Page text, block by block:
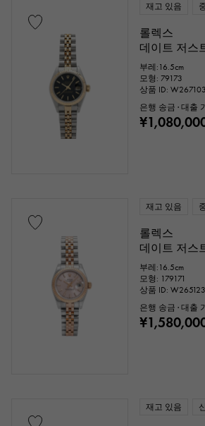
재고 있음
롤렉스
데이트 저스
부레:16.5cm
모형: 79173
상품 ID: W267103
은행 송금 · 대출
재고 있음
롤렉스
데이트 저스
부레:16.5cm
모형: 179171
상품 ID: W265123
은행 송금 · 대출
재고 있음